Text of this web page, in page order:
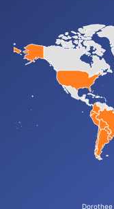
Dorothee